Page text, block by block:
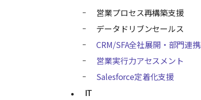
営業プロセス再構築支援
データドリブンセールス
CRM/SFA全社展開・部門連携
営業実行力アセスメント
Salesforce定着化支援
IT